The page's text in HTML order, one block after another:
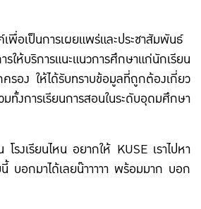
พื่อเป็นการเผยแพร่และประชาสัมพันธ์
ริการแนะแนวการศึกษาแก่นักเรียน
รอง ให้ได้รับทราบข้อมูลที่ถูกต้องเกี่ยว
งการเรียนการสอนในระดับอุดมศึกษา
รงเรียนไหน อยากให้ KUSE เราไปหา
บอกมาได้เลยน๊าาาาา พร้อมมาก บอก